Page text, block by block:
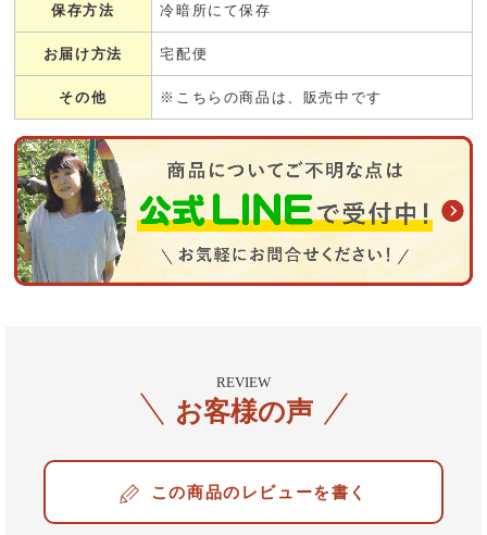
保存方法 冷暗所にて保存
お届け方法 宅配便
その他 ※こちらの商品は、販売中です
REVIEW
お客様の声
レビューを書く